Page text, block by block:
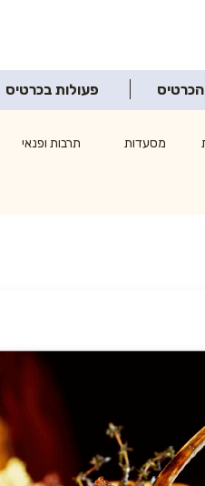
הכרטיס פעולות בכרטיס
מסעדות תרבות ופנאי